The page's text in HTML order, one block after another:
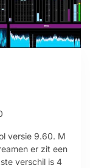
versie 9.60. M
er zit een
verschil is 4